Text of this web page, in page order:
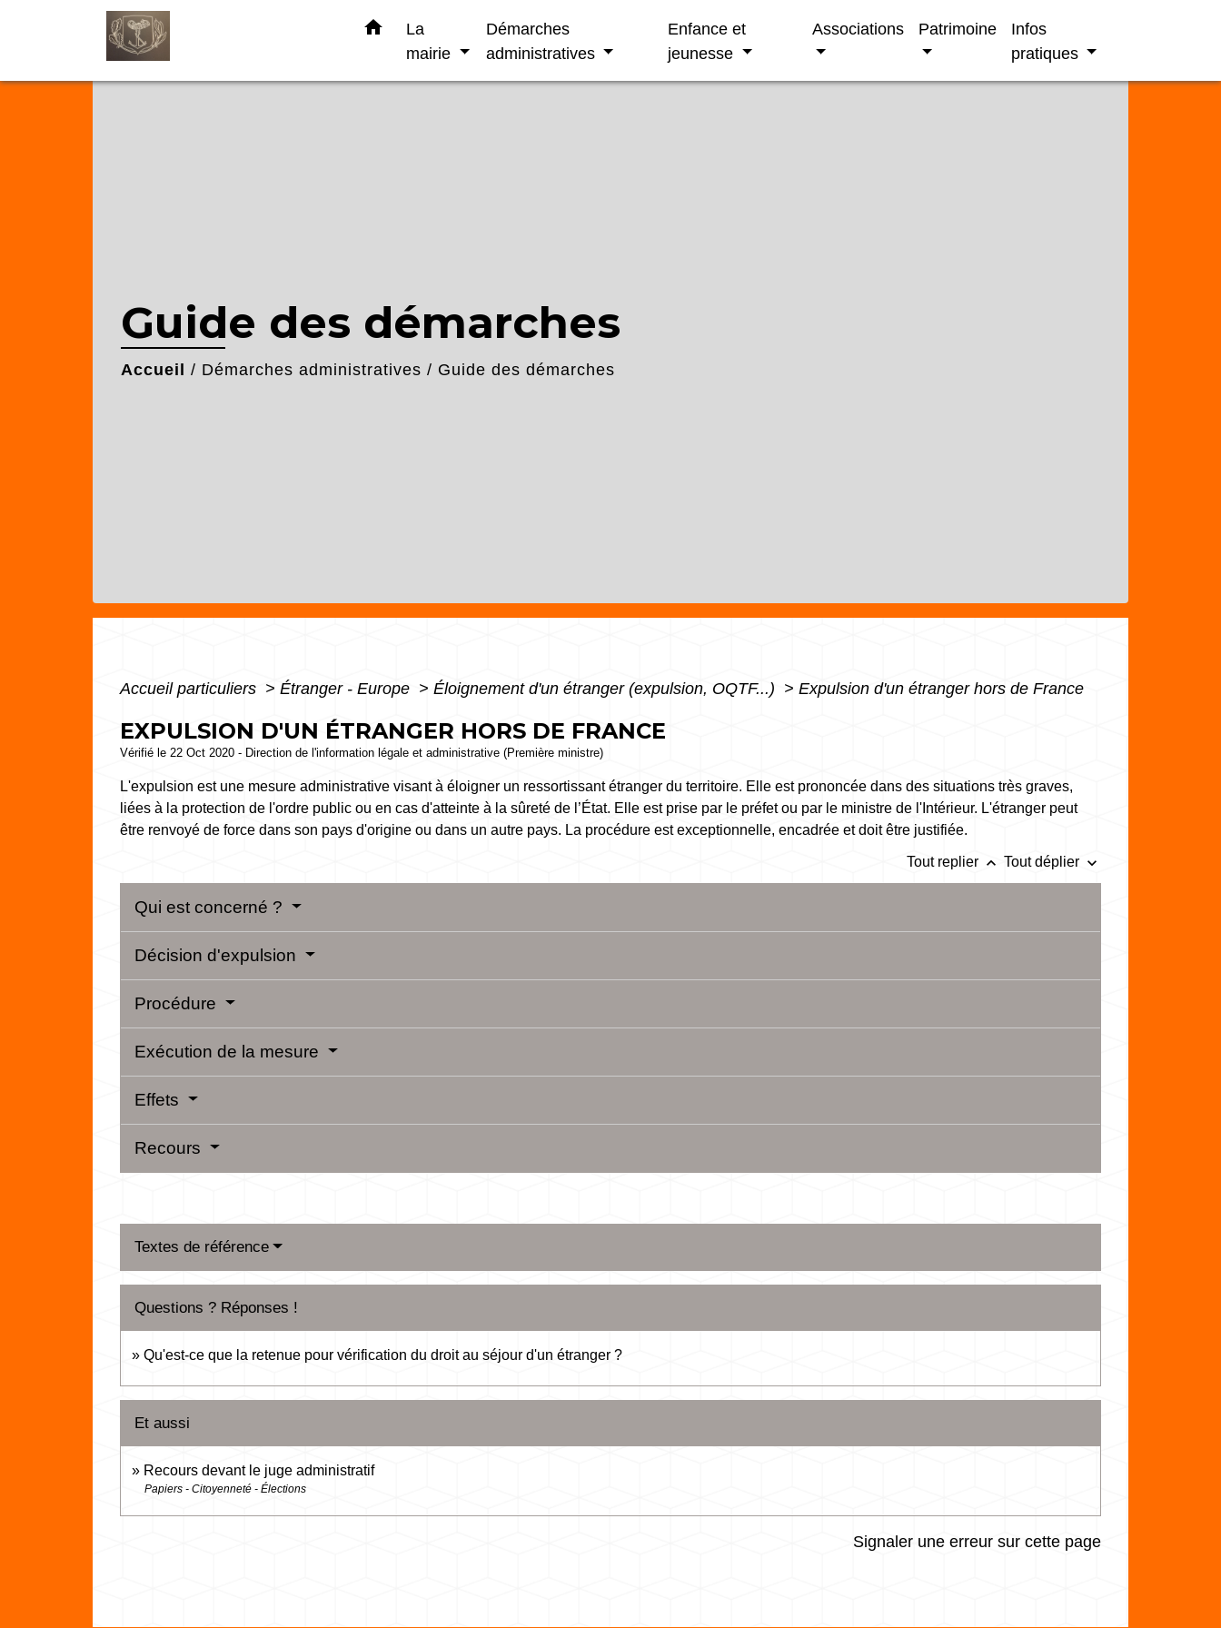
home
La
mairie
Démarches
administratives
Enfance et
jeunesse
Associations Patrimoine
Infos
pratiques
Guide des démarches
Accueil / Démarches administratives / Guide des démarches
Accueil particuliers > Étranger - Europe > Éloignement d'un étranger (expulsion, OQTF...) > Expulsion d'un étranger hors de France
EXPULSION D'UN ÉTRANGER HORS DE FRANCE
Vérifié le 22 Oct 2020 - Direction de l'information légale et administrative (Première ministre)
L'expulsion est une mesure administrative visant à éloigner un ressortissant étranger du territoire. Elle est prononcée dans des situations très graves,
liées à la protection de l'ordre public ou en cas d'atteinte à la sûreté de l’État. Elle est prise par le préfet ou par le ministre de l'Intérieur. L'étranger peut
être renvoyé de force dans son pays d'origine ou dans un autre pays. La procédure est exceptionnelle, encadrée et doit être justifiée.
Tout replier keyboard_arrow_up Tout déplier keyboard_arrow_down
Qui est concerné ?
Décision d'expulsion
Procédure
Exécution de la mesure
Effets
Recours
Textes de référence
Questions ? Réponses !
Qu'est-ce que la retenue pour vérification du droit au séjour d'un étranger ?
Et aussi
Recours devant le juge administratif
Papiers - Citoyenneté - Élections
Signaler une erreur sur cette page